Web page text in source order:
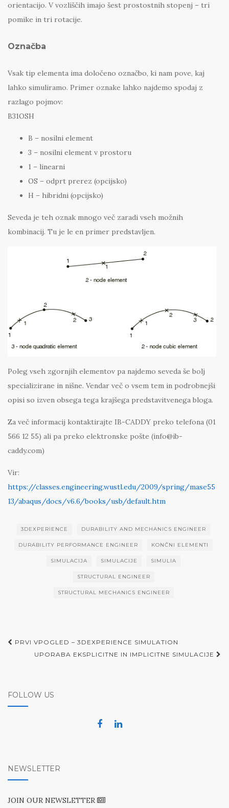
orientacijo. V vozliščih imajo šest prostostnih stopenj – tri
pomike in tri rotacije.
Označba
Vsak tip elementa ima določeno označbo, ki nam pove, kaj
lahko simuliramo. Primer oznake lahko najdemo spodaj z
razlago pojmov:
B31OSH
B – nosilni element
3 – nosilni element v prostoru
1 – linearni
OS – odprt prerez (opcijsko)
H – hibridni (opcijsko)
Seveda je teh oznak mnogo več zaradi vseh možnih
kombinacij. Tu je le en primer predstavljen.
Poleg vseh zgornjih elementov pa najdemo seveda še bolj
specializirane in nišne. Vendar več o vsem tem in podrobnejši
opisi so izven obsega tega krajšega predstavitvenega bloga.
Za več informacij kontaktirajte IB-CADDY preko telefona (01
566 12 55) ali pa preko elektronske pošte (info@ib-
caddy.com)
Vir:
https://classes.engineering.wustl.edu/2009/spring/mase55
13/abaqus/docs/v6.6/books/usb/default.htm
3DEXPERIENCE DURABILITY AND MECHANICS ENGINEER
DURABILITY PERFORMANCE ENGINEER KONČNI ELEMENTI
SIMULACIJA SIMULACIJE SIMULIA
STRUCTURAL ENGINEER
STRUCTURAL MECHANICS ENGINEER
Post
navigation
PRVI VPOGLED – 3DEXPERIENCE SIMULATION
UPORABA EKSPLICITNE IN IMPLICITNE SIMULACIJE
FOLLOW US
NEWSLETTER
JOIN OUR NEWSLETTER